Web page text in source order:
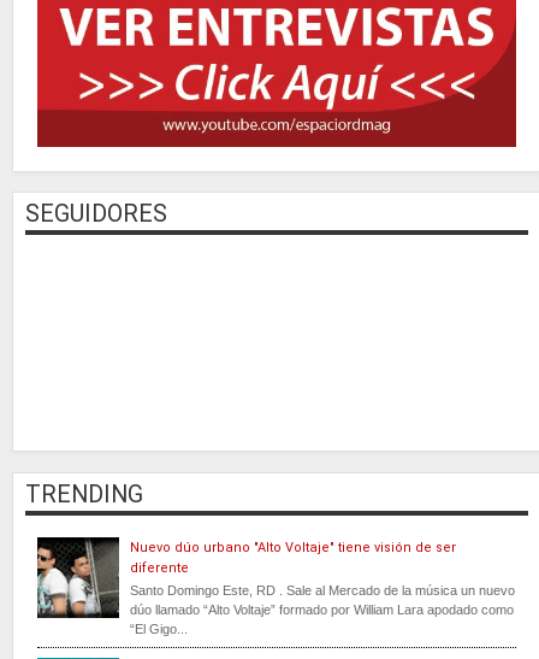
SEGUIDORES
TRENDING
Nuevo dúo urbano "Alto Voltaje" tiene visión de ser
diferente
Santo Domingo Este, RD . Sale al Mercado de la música un nuevo
dúo llamado “Alto Voltaje” formado por William Lara apodado como
“El Gigo...